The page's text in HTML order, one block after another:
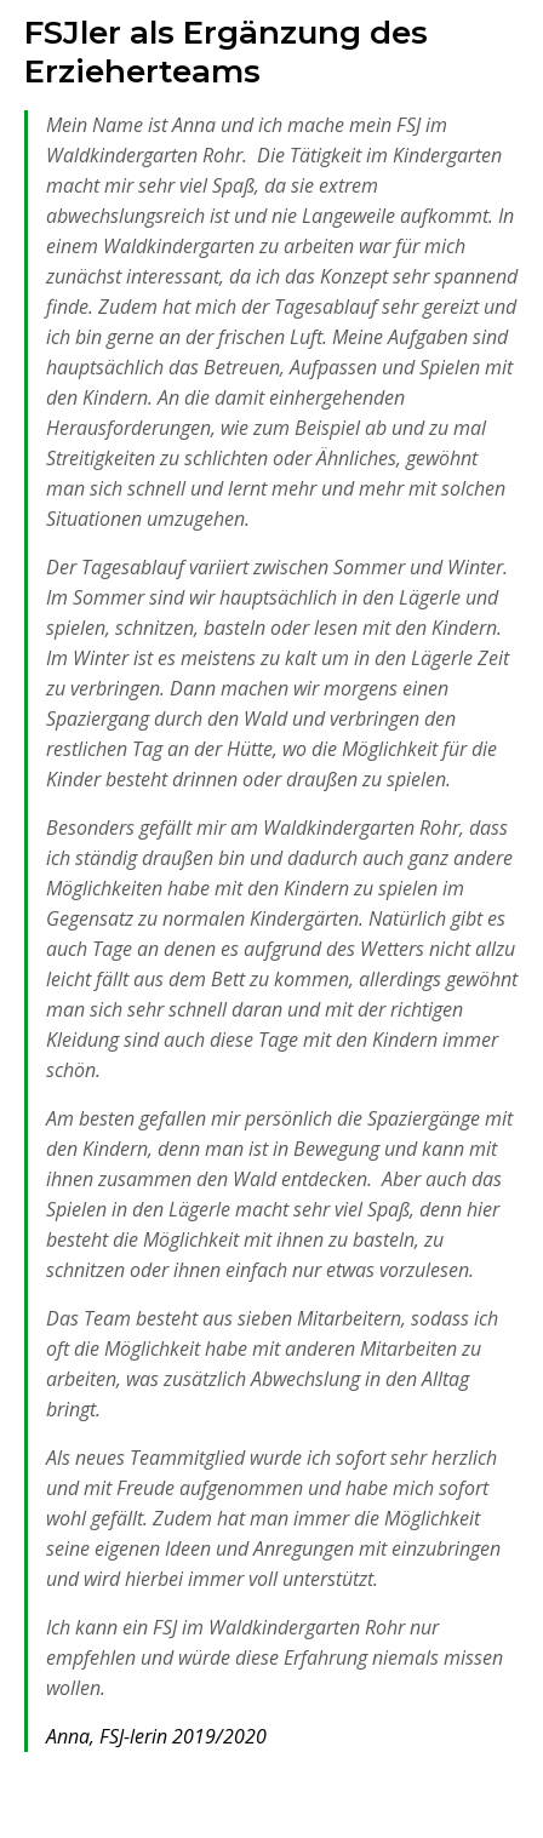
FSJler als Ergänzung des
Erzieherteams
Mein Name ist Anna und ich mache mein FSJ im
Waldkindergarten Rohr. Die Tätigkeit im Kindergarten
macht mir sehr viel Spaß, da sie extrem
abwechslungsreich ist und nie Langeweile aufkommt. In
einem Waldkindergarten zu arbeiten war für mich
zunächst interessant, da ich das Konzept sehr spannend
finde. Zudem hat mich der Tagesablauf sehr gereizt und
ich bin gerne an der frischen Luft. Meine Aufgaben sind
hauptsächlich das Betreuen, Aufpassen und Spielen mit
den Kindern. An die damit einhergehenden
Herausforderungen, wie zum Beispiel ab und zu mal
Streitigkeiten zu schlichten oder Ähnliches, gewöhnt
man sich schnell und lernt mehr und mehr mit solchen
Situationen umzugehen.
Der Tagesablauf variiert zwischen Sommer und Winter.
Im Sommer sind wir hauptsächlich in den Lägerle und
spielen, schnitzen, basteln oder lesen mit den Kindern.
Im Winter ist es meistens zu kalt um in den Lägerle Zeit
zu verbringen. Dann machen wir morgens einen
Spaziergang durch den Wald und verbringen den
restlichen Tag an der Hütte, wo die Möglichkeit für die
Kinder besteht drinnen oder draußen zu spielen.
Besonders gefällt mir am Waldkindergarten Rohr, dass
ich ständig draußen bin und dadurch auch ganz andere
Möglichkeiten habe mit den Kindern zu spielen im
Gegensatz zu normalen Kindergärten. Natürlich gibt es
auch Tage an denen es aufgrund des Wetters nicht allzu
leicht fällt aus dem Bett zu kommen, allerdings gewöhnt
man sich sehr schnell daran und mit der richtigen
Kleidung sind auch diese Tage mit den Kindern immer
schön.
Am besten gefallen mir persönlich die Spaziergänge mit
den Kindern, denn man ist in Bewegung und kann mit
ihnen zusammen den Wald entdecken. Aber auch das
Spielen in den Lägerle macht sehr viel Spaß, denn hier
besteht die Möglichkeit mit ihnen zu basteln, zu
schnitzen oder ihnen einfach nur etwas vorzulesen.
Das Team besteht aus sieben Mitarbeitern, sodass ich
oft die Möglichkeit habe mit anderen Mitarbeiten zu
arbeiten, was zusätzlich Abwechslung in den Alltag
bringt.
Als neues Teammitglied wurde ich sofort sehr herzlich
und mit Freude aufgenommen und habe mich sofort
wohl gefällt. Zudem hat man immer die Möglichkeit
seine eigenen Ideen und Anregungen mit einzubringen
und wird hierbei immer voll unterstützt.
Ich kann ein FSJ im Waldkindergarten Rohr nur
empfehlen und würde diese Erfahrung niemals missen
wollen.
Anna, FSJ-lerin 2019/2020